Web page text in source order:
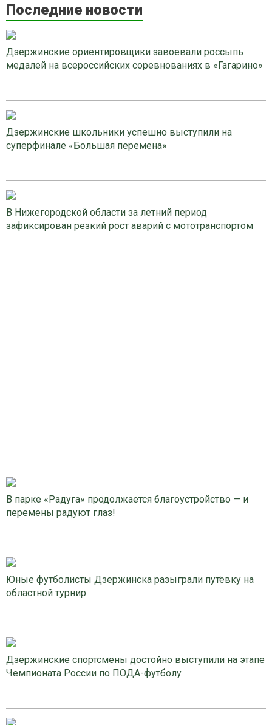
Последние новости
Дзержинские ориентировщики завоевали россыпь
медалей на всероссийских соревнованиях в «Гагарино»
Дзержинские школьники успешно выступили на
суперфинале «Большая перемена»
В Нижегородской области за летний период
зафиксирован резкий рост аварий с мототранспортом
В парке «Радуга» продолжается благоустройство — и
перемены радуют глаз!
Юные футболисты Дзержинска разыграли путёвку на
областной турнир
Дзержинские спортсмены достойно выступили на этапе
Чемпионата России по ПОДА-футболу